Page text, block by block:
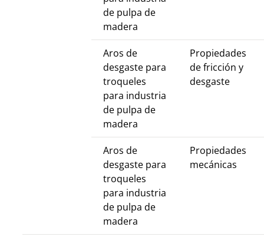
de pulpa de
madera
Aros de
desgaste para
troqueles
para industria
de pulpa de
madera
Propiedades
de fricción y
desgaste
Aros de
desgaste para
troqueles
para industria
de pulpa de
madera
Propiedades
mecánicas